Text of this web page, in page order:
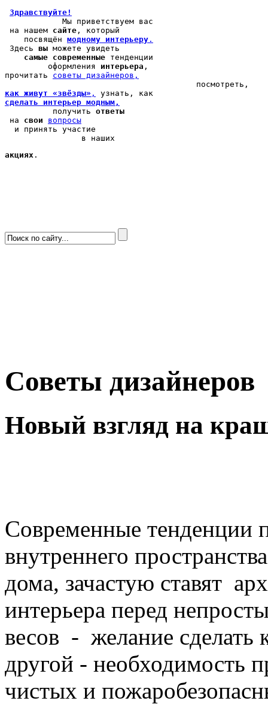
Здравствуйте!
            Мы
приветствуем вас
на нашем сайте , который
    посвящён
модному интерьеру .
Здесь вы можете увидеть
самые современные тенденции
         оформления
интерьера ,
прочитать cоветы дизайнеров,
как живут «звёзды» ,
сделать интерьер модным,
          получить
ответы
на свои
вопросы
  и принять участие
                в наших
акциях .
Советы дизайнеров
Новый взгляд на
Современные тенденции
внутреннего
дома, зачастую ставят
интерьера перед
весов - желание сделать
другой - необходимость
чистых и